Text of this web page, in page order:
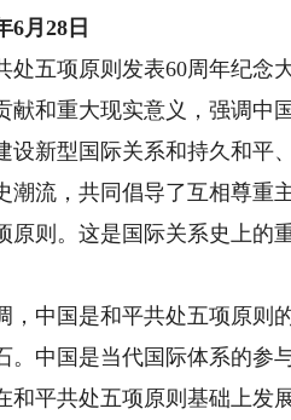
6月28日
五项原则发表60周年纪念大
献和重大现实意义，强调中
设新型国际关系和持久和平
潮流，共同倡导了互相尊重
原则。这是国际关系史上的
中国是和平共处五项原则的
。中国是当代国际体系的参
和平共处五项原则基础上发